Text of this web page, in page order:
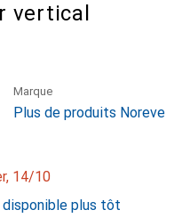
vertical
Marque
Plus de produits Noreve
14/10
plus tôt